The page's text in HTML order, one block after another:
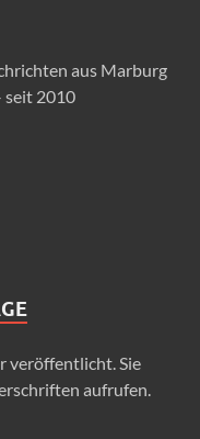
aus Marburg
seit 2010
veröffentlicht. Sie
aufrufen.